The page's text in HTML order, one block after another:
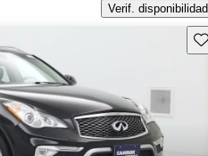
Verif. disponibilidad